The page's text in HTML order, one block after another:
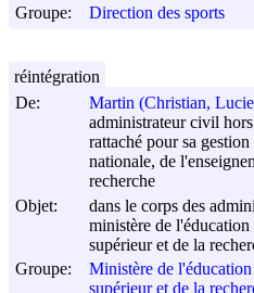
Groupe:
Direction des sports
De:
Martin (Christian,
administrateur civil
rattaché pour sa
nationale, de
recherche
Objet:
dans le corps des
ministère de
supérieur et de la
Groupe:
Ministère de
supérieur et de la
réintégration